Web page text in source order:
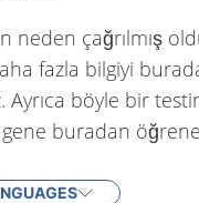
neden çağrılmış
fazla bilgiyi
böyle bir
gene buradan